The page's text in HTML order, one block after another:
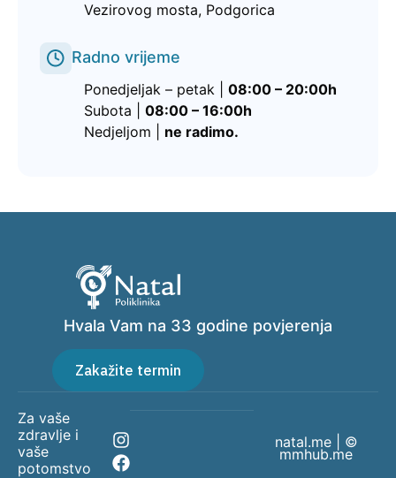
Vezirovog mosta, Podgorica
Radno vrijeme
Ponedjeljak – petak | 08:00 – 20:00h
Subota | 08:00 – 16:00h
Nedjeljom | ne radimo.
Hvala Vam na 33 godine povjerenja
Zakažite termin
Za vaše
zdravlje i
vaše
potomstvo
natal.me | ©
mmhub.me